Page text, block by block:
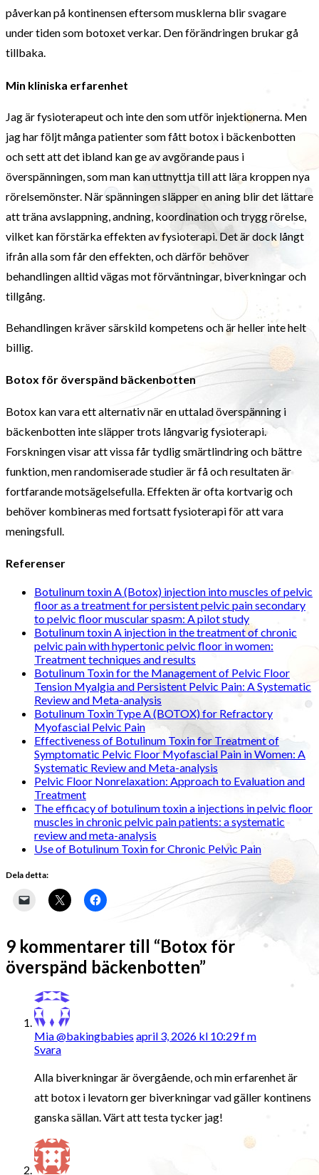
påverkan på kontinensen eftersom musklerna blir svagare
under tiden som botoxet verkar. Den förändringen brukar gå
tillbaka.
Min kliniska erfarenhet
Jag är fysioterapeut och inte den som utför injektionerna. Men
jag har följt många patienter som fått botox i bäckenbotten
och sett att det ibland kan ge av avgörande paus i
överspänningen, som man kan uttnyttja till att lära kroppen nya
rörelsemönster. När spänningen släpper en aning blir det lättare
att träna avslappning, andning, koordination och trygg rörelse,
vilket kan förstärka effekten av fysioterapi. Det är dock långt
ifrån alla som får den effekten, och därför behöver
behandlingen alltid vägas mot förväntningar, biverkningar och
tillgång.
Behandlingen kräver särskild kompetens och är heller inte helt
billig.
Botox för överspänd bäckenbotten
Botox kan vara ett alternativ när en uttalad överspänning i
bäckenbotten inte släpper trots långvarig fysioterapi.
Forskningen visar att vissa får tydlig smärtlindring och bättre
funktion, men randomiserade studier är få och resultaten är
fortfarande motsägelsefulla. Effekten är ofta kortvarig och
behöver kombineras med fortsatt fysioterapi för att vara
meningsfull.
Referenser
Botulinum toxin A (Botox) injection into muscles of pelvic
floor as a treatment for persistent pelvic pain secondary
to pelvic floor muscular spasm: A pilot study
Botulinum toxin A injection in the treatment of chronic
pelvic pain with hypertonic pelvic floor in women:
Treatment techniques and results
Botulinum Toxin for the Management of Pelvic Floor
Tension Myalgia and Persistent Pelvic Pain: A Systematic
Review and Meta-analysis
Botulinum Toxin Type A (BOTOX) for Refractory
Myofascial Pelvic Pain
Effectiveness of Botulinum Toxin for Treatment of
Symptomatic Pelvic Floor Myofascial Pain in Women: A
Systematic Review and Meta-analysis
Pelvic Floor Nonrelaxation: Approach to Evaluation and
Treatment
The efficacy of botulinum toxin a injections in pelvic floor
muscles in chronic pelvic pain patients: a systematic
review and meta-analysis
Use of Botulinum Toxin for Chronic Pelvic Pain
Dela detta:
9 kommentarer till “Botox för
överspänd bäckenbotten”
Mia @bakingbabies april 3, 2026 kl 10:29 f m
Svara
Alla biverkningar är övergående, och min erfarenhet är
att botox i levatorn ger biverkningar vad gäller kontinens
ganska sällan. Värt att testa tycker jag!